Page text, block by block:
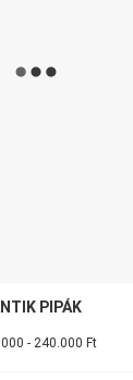
PIPÁK
- 240.000 Ft